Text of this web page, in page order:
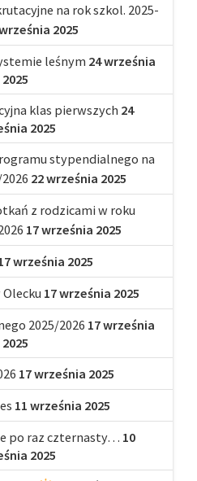
na rok szkol. 2025-
2025
leśnym 24 września
2025
klas pierwszych 24
2025
stypendialnego na
22 września 2025
z rodzicami w roku
17 września 2025
września 2025
17 września 2025
2025/2026 17 września
2025
17 września 2025
11 września 2025
po raz czternasty… 10
2025